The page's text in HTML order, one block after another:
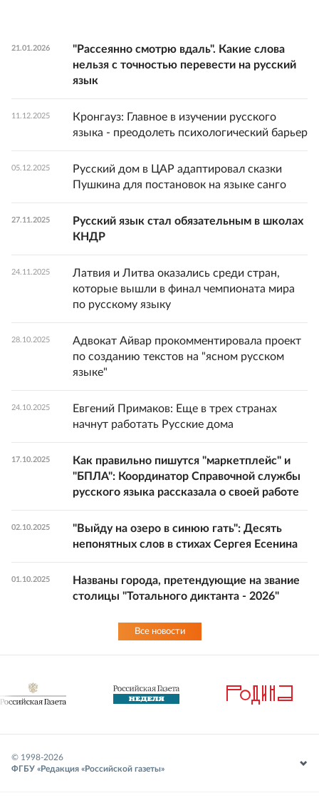
21.01.2026
"Рассеянно смотрю вдаль". Какие слова
нельзя с точностью перевести на русский
язык
11.12.2025
Кронгауз: Главное в изучении русского
языка - преодолеть психологический барьер
05.12.2025
Русский дом в ЦАР адаптировал сказки
Пушкина для постановок на языке санго
27.11.2025
Русский язык стал обязательным в школах
КНДР
24.11.2025
Латвия и Литва оказались среди стран,
которые вышли в финал чемпионата мира
по русскому языку
28.10.2025
Адвокат Айвар прокомментировала проект
по созданию текстов на "ясном русском
языке"
24.10.2025
Евгений Примаков: Еще в трех странах
начнут работать Русские дома
17.10.2025
Как правильно пишутся "маркетплейс" и
"БПЛА": Координатор Справочной службы
русского языка рассказала о своей работе
02.10.2025
"Выйду на озеро в синюю гать": Десять
непонятных слов в стихах Сергея Есенина
01.10.2025
Названы города, претендующие на звание
столицы "Тотального диктанта - 2026"
Все новости
© 1998-2026
ФГБУ «Редакция «Российской газеты»